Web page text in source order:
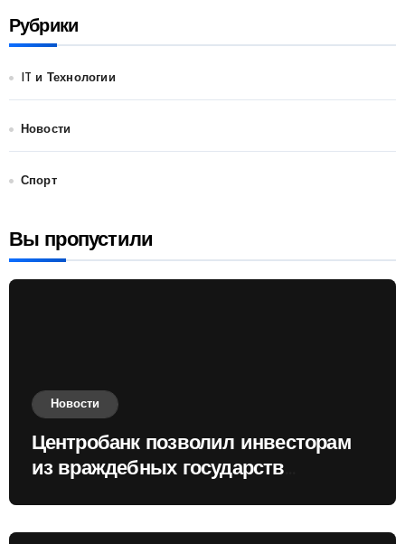
Рубрики
IT и Технологии
Новости
Спорт
Вы пропустили
Новости
Центробанк позволил инвесторам
из враждебных государств